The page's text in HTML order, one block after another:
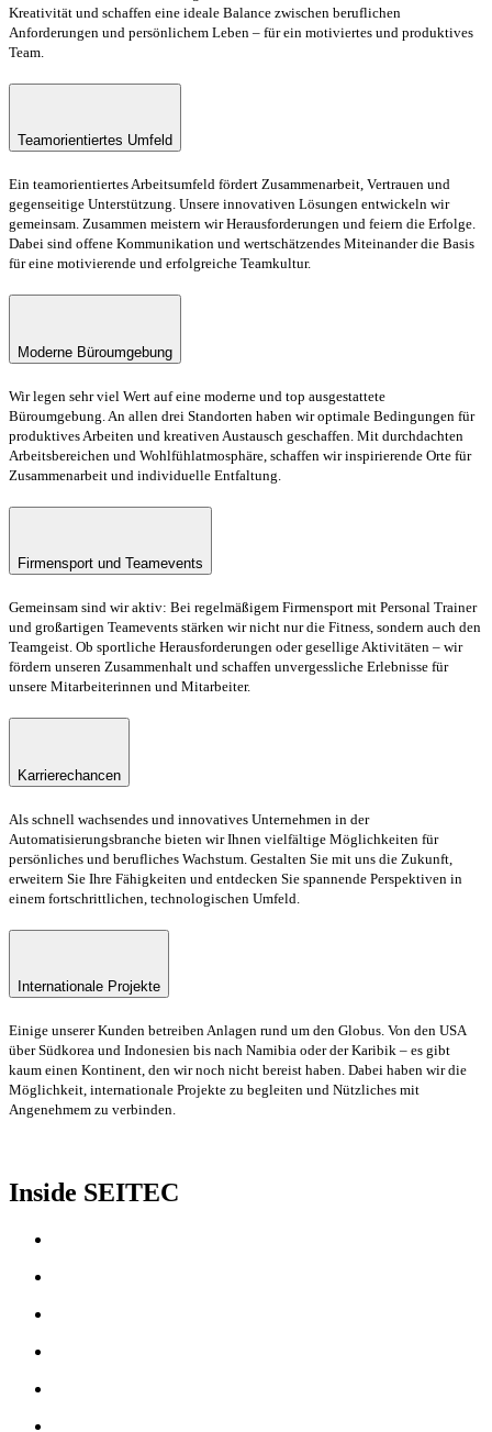
Kreativität und schaffen eine ideale Balance zwischen beruflichen
Anforderungen und persönlichem Leben – für ein motiviertes und produktives
Team.
Teamorientiertes Umfeld
Ein teamorientiertes Arbeitsumfeld fördert Zusammenarbeit, Vertrauen und
gegenseitige Unterstützung. Unsere innovativen Lösungen entwickeln wir
gemeinsam. Zusammen meistern wir Herausforderungen und feiern die Erfolge.
Dabei sind offene Kommunikation und wertschätzendes Miteinander die Basis
für eine motivierende und erfolgreiche Teamkultur.
Moderne Büroumgebung
Wir legen sehr viel Wert auf eine moderne und top ausgestattete
Büroumgebung. An allen drei Standorten haben wir optimale Bedingungen für
produktives Arbeiten und kreativen Austausch geschaffen. Mit durchdachten
Arbeitsbereichen und Wohlfühlatmosphäre, schaffen wir inspirierende Orte für
Zusammenarbeit und individuelle Entfaltung.
Firmensport und Teamevents
Gemeinsam sind wir aktiv: Bei regelmäßigem Firmensport mit Personal Trainer
und großartigen Teamevents stärken wir nicht nur die Fitness, sondern auch den
Teamgeist. Ob sportliche Herausforderungen oder gesellige Aktivitäten – wir
fördern unseren Zusammenhalt und schaffen unvergessliche Erlebnisse für
unsere Mitarbeiterinnen und Mitarbeiter.
Karrierechancen
Als schnell wachsendes und innovatives Unternehmen in der
Automatisierungsbranche bieten wir Ihnen vielfältige Möglichkeiten für
persönliches und berufliches Wachstum. Gestalten Sie mit uns die Zukunft,
erweitern Sie Ihre Fähigkeiten und entdecken Sie spannende Perspektiven in
einem fortschrittlichen, technologischen Umfeld.
Internationale Projekte
Einige unserer Kunden betreiben Anlagen rund um den Globus. Von den USA
über Südkorea und Indonesien bis nach Namibia oder der Karibik – es gibt
kaum einen Kontinent, den wir noch nicht bereist haben. Dabei haben wir die
Möglichkeit, internationale Projekte zu begleiten und Nützliches mit
Angenehmem zu verbinden.
Inside SEITEC